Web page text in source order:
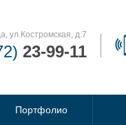
ул.Костромская, д.7
23-99-11
Портфолио